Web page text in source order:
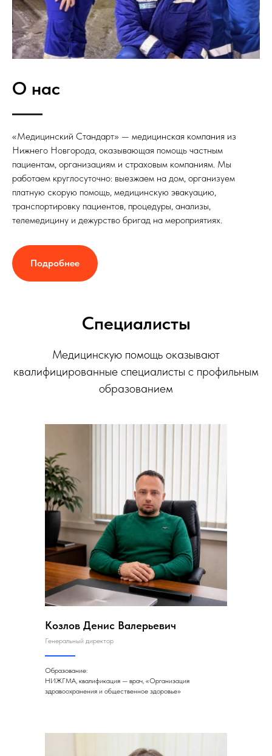
О нас
«Медицинский Стандарт» — медицинская компания из
Нижнего Новгорода, оказывающая помощь частным
пациентам, организациям и страховым компаниям. Мы
работаем круглосуточно: выезжаем на дом, организуем
платную скорую помощь, медицинскую эвакуацию,
транспортировку пациентов, процедуры, анализы,
телемедицину и дежурство бригад на мероприятиях.
Подробнее
Специалисты
Медицинскую помощь оказывают
квалифицированные специалисты с профильным
образованием
Козлов Денис Валерьевич
Генеральный директор
Образование:
НИЖГМА, квалификация — врач, «Организация
здравоохранения и общественное здоровье»